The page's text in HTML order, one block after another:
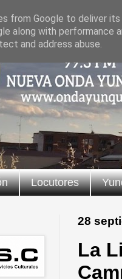
Locutores
28
La
from Google to deliver
along with
and address abuse.